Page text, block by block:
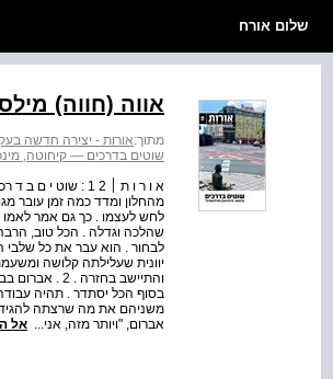
שלום אורח
אווה (חווה)
מתוך:אורות - יצירה חדשה בעקבות יוצרים - אורות 12 :
שוטים בדרכים — קיחוטה,
מהחלון ומדד כמה זמן עובר
לחש לעצמו . כך גם אמר לאמו
שהלכה וגדלה . הכל טוב,
לבחור . הוא עבר את כל שלבי
יוונית שעלילתה קלושה
והתיישב
בסוף הכל יסתדר . תהיה
משניהם את מה שרצתה להגיד
אברום, "ויותר מזה, אני... אל